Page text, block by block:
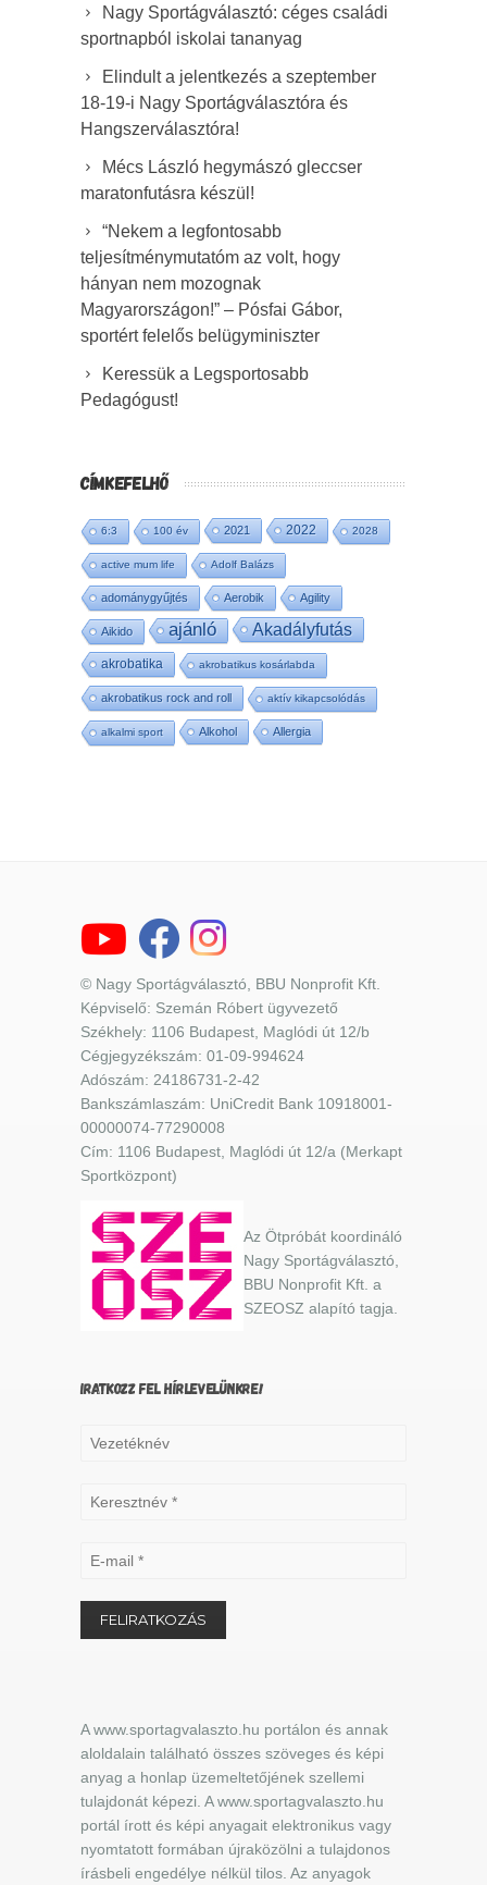
Nagy Sportágválasztó: céges családi
sportnapból iskolai tananyag
Elindult a jelentkezés a szeptember
18-19-i Nagy Sportágválasztóra és
Hangszerválasztóra!
Mécs László hegymászó gleccser
maratonfutásra készül!
“Nekem a legfontosabb
teljesítménymutatóm az volt, hogy
hányan nem mozognak
Magyarországon!” – Pósfai Gábor,
sportért felelős belügyminiszter
Keressük a Legsportosabb
Pedagógust!
CÍMKEFELHŐ
6:3 100 év 2021 2022 2028
active mum life Adolf Balázs
adománygyűjtés Aerobik Agility
Aikido ajánló Akadályfutás
akrobatika akrobatikus kosárlabda
akrobatikus rock and roll aktív kikapcsolódás
alkalmi sport Alkohol Allergia
© Nagy Sportágválasztó, BBU Nonprofit Kft.
Képviselő: Szemán Róbert ügyvezető
Székhely: 1106 Budapest, Maglódi út 12/b
Cégjegyzékszám: 01-09-994624
Adószám: 24186731-2-42
Bankszámlaszám: UniCredit Bank 10918001-
00000074-77290008
Cím: 1106 Budapest, Maglódi út 12/a (Merkapt
Sportközpont)
Az Ötpróbát koordináló
Nagy Sportágválasztó,
BBU Nonprofit Kft. a
SZEOSZ alapító tagja.
IRATKOZZ FEL HÍRLEVELÜNKRE!
A www.sportagvalaszto.hu portálon és annak
aloldalain található összes szöveges és képi
anyag a honlap üzemeltetőjének szellemi
tulajdonát képezi. A www.sportagvalaszto.hu
portál írott és képi anyagait elektronikus vagy
nyomtatott formában újraközölni a tulajdonos
írásbeli engedélye nélkül tilos. Az anyagok